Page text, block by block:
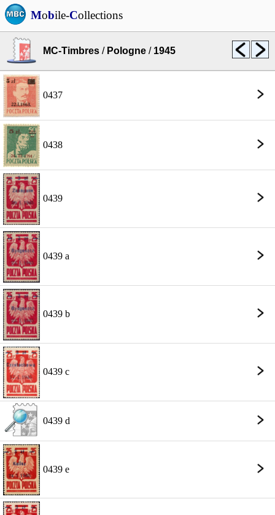
Mobile-Collections
MC-Timbres / Pologne / 1945
0437
0438
0439
0439 a
0439 b
0439 c
0439 d
0439 e